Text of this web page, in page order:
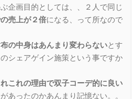
企画目的としては、、２人で同じ
売上が２倍になる、って所なので
の中身はあんまり変わらないとす
シェアゲイン施策という事ですか
これの理由で双子コーデ的に良い
あったのかあんまり記憶ない。。